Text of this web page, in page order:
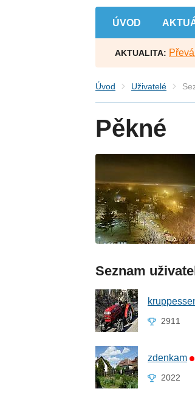
ÚVOD
AKTUALITA:
Úvod Uživatelé
Pěkné
Seznam
2911
zdenkam
2022